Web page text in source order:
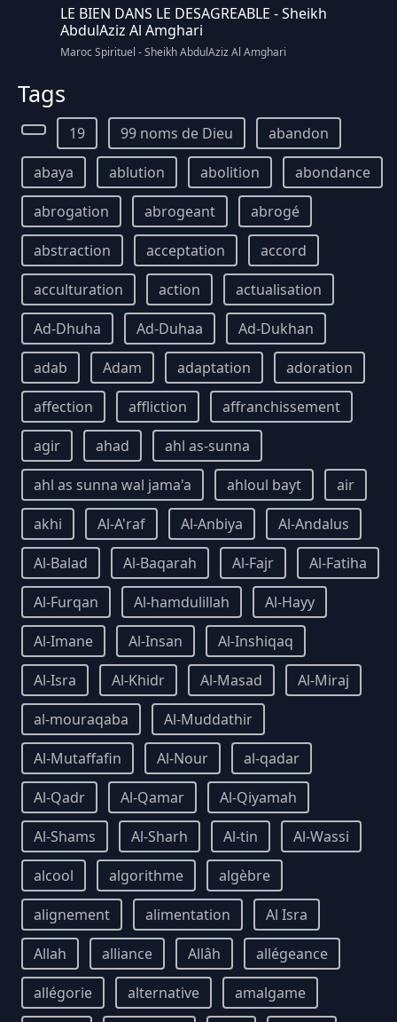
LE BIEN DANS LE DESAGREABLE - Sheikh
AbdulAziz Al Amghari
Maroc Spirituel - Sheikh AbdulAziz Al Amghari
Tags
19 99 noms de Dieu
abandon
abaya
ablution abolition
abondance
abrogation
abrogeant
abrogé
abstraction
acceptation
accord
acculturation
action
actualisation
Ad-Dhuha
Ad-Duhaa
Ad-Dukhan
adab
Adam adaptation
adoration
affection
affliction
affranchissement
agir
ahad
ahl as-sunna
ahl as sunna wal jama'a
ahloul bayt
air
akhi
Al-A'raf Al-Anbiya
Al-Andalus
Al-Balad
Al-Baqarah Al-Fajr
Al-Fatiha
Al-Furqan
Al-hamdulillah
Al-Hayy
Al-Imane
Al-Insan
Al-Inshiqaq
Al-Isra
Al-Khidr Al-Masad
Al-Miraj
al-mouraqaba
Al-Muddathir
Al-Mutaffafin
Al-Nour
al-qadar
Al-Qadr
Al-Qamar
Al-Qiyamah
Al-Shams
Al-Sharh Al-tin
Al-Wassi
alcool
algorithme
algèbre
alignement
alimentation
Al Isra
Allah
alliance Allâh
allégeance
allégorie
alternative
amalgame